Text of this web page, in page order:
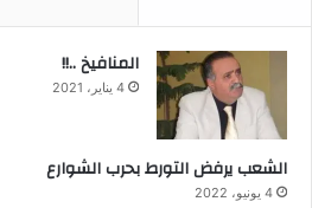
المنافيخ ..!!
4 يناير، 2021
الشعب يرفض التورط بحرب الشوارع
4 يونيو، 2022